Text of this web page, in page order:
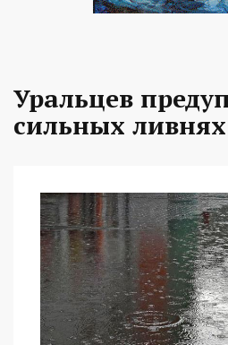
Уральцев
сильных ливнях